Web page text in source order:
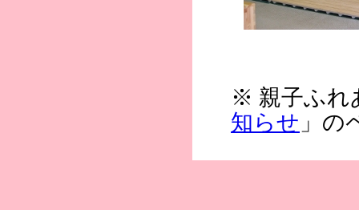
※ 親子ふれ
知らせ 」の